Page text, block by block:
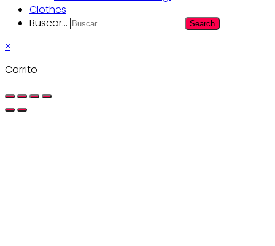
Clothes
Buscar...
Search
×
Carrito